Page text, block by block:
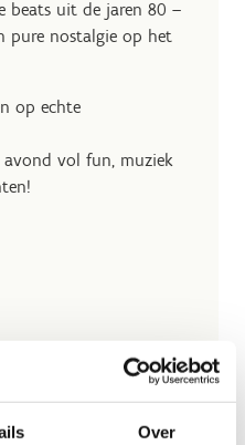
Over
beats uit de jaren 80 –
pure nostalgie op het
op echte
vol fun, muziek